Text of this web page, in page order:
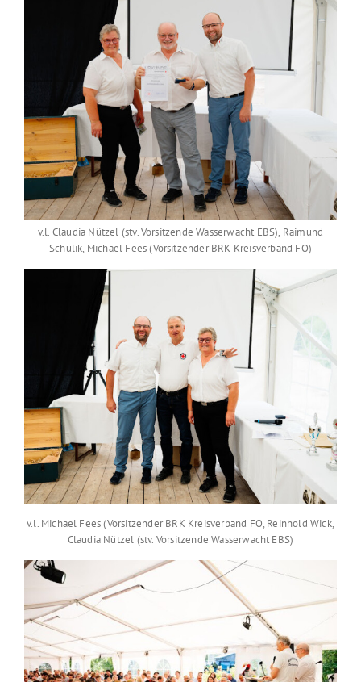
v.l. Claudia Nützel (stv. Vorsitzende Wasserwacht EBS), Raimund
Schulik, Michael Fees (Vorsitzender BRK Kreisverband FO)
v.l. Michael Fees (Vorsitzender BRK Kreisverband FO, Reinhold Wick,
Claudia Nützel (stv. Vorsitzende Wasserwacht EBS)